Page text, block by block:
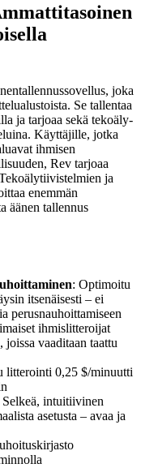
joka
Se tallentaa
ja tarjoaa sekä tekoäly-
Käyttäjille, jotka
ihmisen
Rev tarjoaa
ja
enemmän
äänen tallennus
: Optimoitu
itsenäisesti – ei
perusnauhoittamiseen
ihmislitteroijat
vaaditaan taattu
litterointi 0,25 $/minuutti
Selkeä, intuitiivinen
asetusta – avaa ja